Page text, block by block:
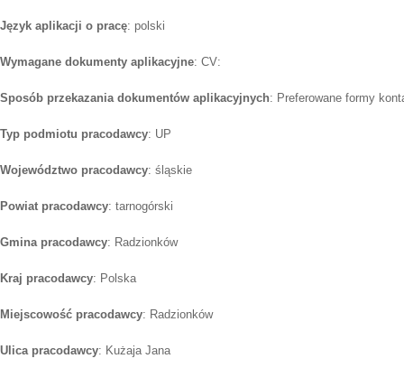
Język aplikacji o pracę: polski
Wymagane dokumenty aplikacyjne: CV:
Sposób przekazania dokumentów aplikacyjnych: Preferowane formy
Typ podmiotu pracodawcy: UP
Województwo pracodawcy: śląskie
Powiat pracodawcy: tarnogórski
Gmina pracodawcy: Radzionków
Kraj pracodawcy: Polska
Miejscowość pracodawcy: Radzionków
Ulica pracodawcy: Kużaja Jana